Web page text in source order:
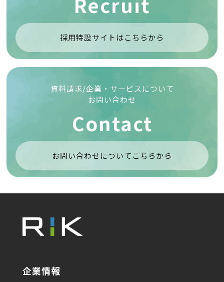
採用特設サイトはこちらから
資料請求/企業・サービスについて
お問い合わせ
Contact
お問い合わせについてこちらから
企業情報